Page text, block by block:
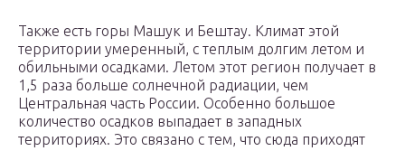
Также есть горы Машук и Бештау. Климат этой
территории умеренный, с теплым долгим летом и
обильными осадками. Летом этот регион получает в
1,5 раза больше солнечной радиации, чем
Центральная часть России. Особенно большое
количество осадков выпадает в западных
территориях. Это связано с тем, что сюда приходят